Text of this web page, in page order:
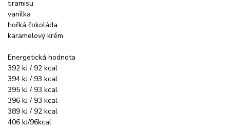
tiramisu
vanilka
hořká čokoláda
karamelový krém
Energetická hodnota
392 kJ / 92 kcal
394 kJ / 93 kcal
395 kJ / 93 kcal
396 kJ / 93 kcal
389 kJ / 92 kcal
406 kJ/96kcal